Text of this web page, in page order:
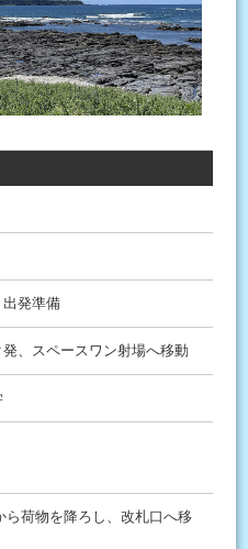
発準備
、スペースワン射場へ移動
ら荷物を降ろし、改札口へ移